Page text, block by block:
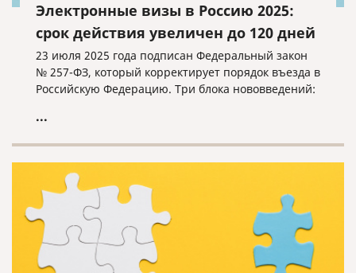
Электронные визы в Россию 2025:
срок действия увеличен до 120 дней
23 июля 2025 года подписан Федеральный закон
№ 257-ФЗ, который корректирует порядок въезда в
Российскую Федерацию. Три блока нововведений:
...